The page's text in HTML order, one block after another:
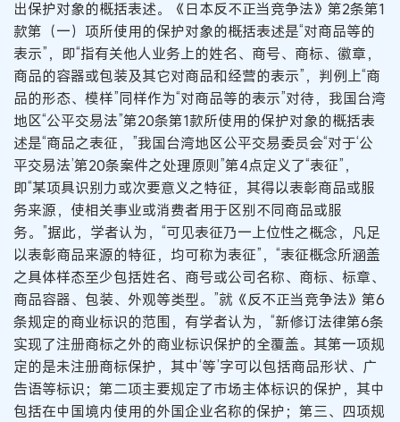
出保护对象的概括表述。《日本反不正当竞争法》第2条第1
款第（一）项所使用的保护对象的概括表述是“对商品等的
表示”，即“指有关他人业务上的姓名、商号、商标、徽章，
商品的容器或包装及其它对商品和经营的表示”，判例上“商
品的形态、模样”同样作为“对商品等的表示”对待，我国台湾
地区“公平交易法”第20条第1款所使用的保护对象的概括表
述是“商品之表征，”我国台湾地区公平交易委员会“对于‘公
平交易法’第20条案件之处理原则”第4点定义了“表征”，
即“某项具识别力或次要意义之特征，其得以表彰商品或服
务来源，使相关事业或消费者用于区别不同商品或服
务。”据此，学者认为，“可见表征乃一上位性之概念，凡足
以表彰商品来源的特征，均可称为表征”，“表征概念所涵盖
之具体样态至少包括姓名、商号或公司名称、商标、标章、
商品容器、包装、外观等类型。”就《反不正当竞争法》第6
条规定的商业标识的范围，有学者认为，“新修订法律第6条
实现了注册商标之外的商业标识保护的全覆盖。其第一项规
定的是未注册商标保护，其中‘等’字可以包括商品形状、广
告语等标识；第二项主要规定了市场主体标识的保护，其中
包括在中国境内使用的外国企业名称的保护；第三、四项规